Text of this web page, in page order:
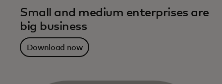
Small and medium enterprises are
big business
Download now